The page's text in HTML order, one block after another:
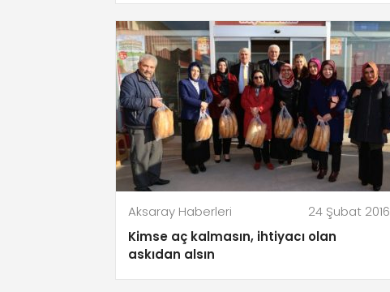
Aksaray Haberleri
24 Şubat 2016
Kimse aç kalmasın, ihtiyacı olan
askıdan alsın